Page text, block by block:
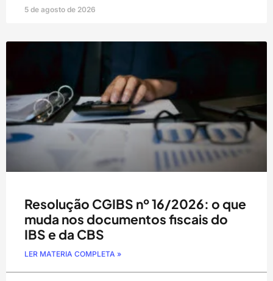
5 de agosto de 2026
Resolução CGIBS nº 16/2026: o que
muda nos documentos fiscais do
IBS e da CBS
LER MATERIA COMPLETA »